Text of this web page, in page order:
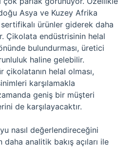
Asya ve Kuzey Afrika
ürünler giderek daha
Çikolata endüstrisinin helal
bulundurması, üretici
haline gelebilir.
çikolatanın helal olması,
karşılamakla
geniş bir müşteri
de karşılayacaktır.
nasıl değerlendireceğini
daha analitik bakış açıları ile